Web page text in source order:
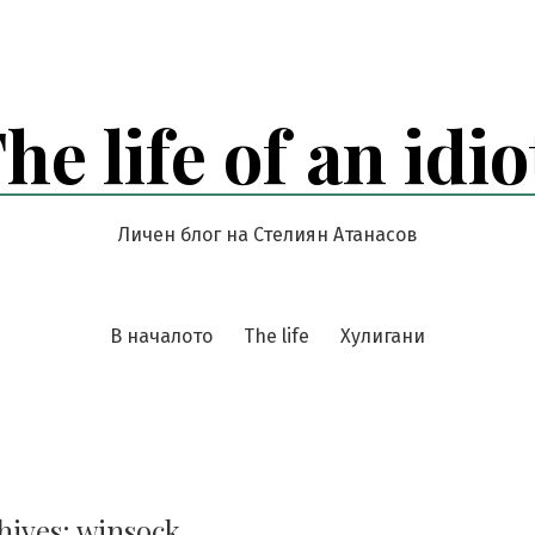
life of an
Личен блог на Стелиян Атанасов
В началото The life Хулигани